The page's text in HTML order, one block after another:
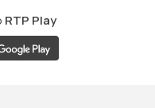
RTP Play